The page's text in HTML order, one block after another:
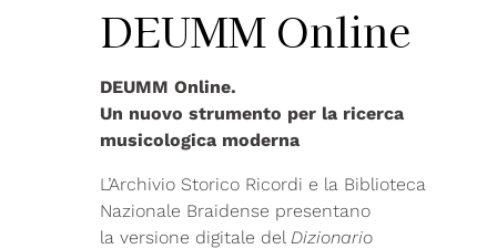
DEUMM Online
DEUMM Online.
Un nuovo strumento per la ricerca
musicologica moderna
L’Archivio Storico Ricordi e la Biblioteca
Nazionale Braidense presentano
la versione digitale del Dizionario